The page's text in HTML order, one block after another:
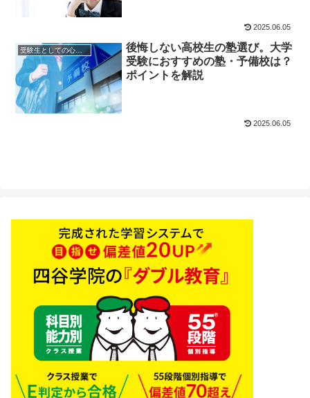
2025.06.05
受験生としての心構え
後悔しない高校生の塾選び。大学
受験におすすめの塾・予備校は？
ポイントを解説
2025.06.05